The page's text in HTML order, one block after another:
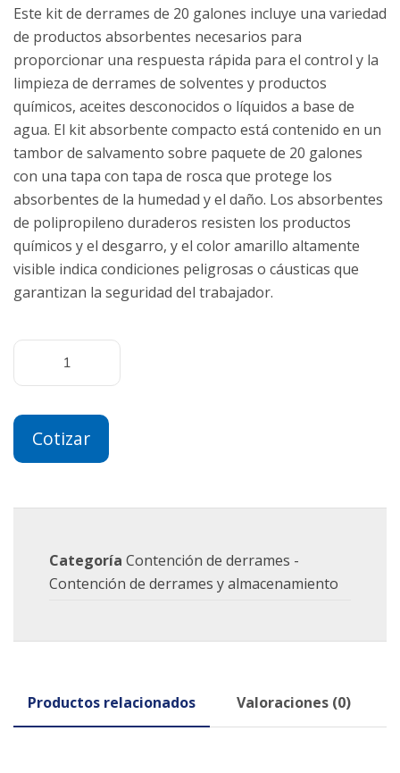
Este kit de derrames de 20 galones incluye una variedad
de productos absorbentes necesarios para
proporcionar una respuesta rápida para el control y la
limpieza de derrames de solventes y productos
químicos, aceites desconocidos o líquidos a base de
agua. El kit absorbente compacto está contenido en un
tambor de salvamento sobre paquete de 20 galones
con una tapa con tapa de rosca que protege los
absorbentes de la humedad y el daño. Los absorbentes
de polipropileno duraderos resisten los productos
químicos y el desgarro, y el color amarillo altamente
visible indica condiciones peligrosas o cáusticas que
garantizan la seguridad del trabajador.
Cotizar
Categoría Contención de derrames -
Contención de derrames y almacenamiento
Productos relacionados Valoraciones (0)